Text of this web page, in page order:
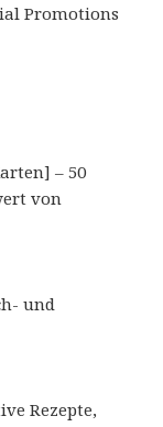
Promotions
– 50
von
und
Rezepte,